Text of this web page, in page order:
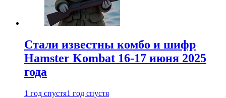
Стали известны комбо и шифр
Hamster Kombat 16-17 июня 2025
года
1 год спустя1 год спустя